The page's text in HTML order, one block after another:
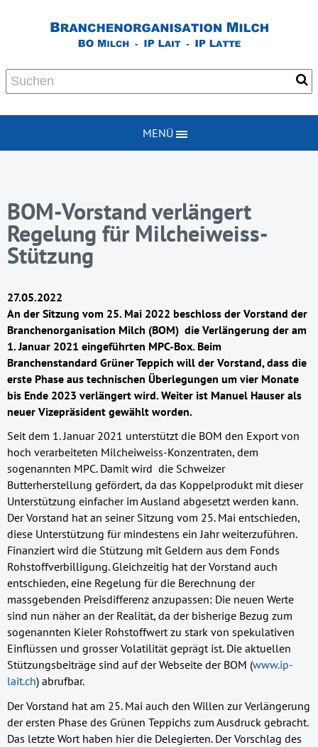
MENÜ
BOM-Vorstand verlängert
Regelung für Milcheiweiss-
Stützung
27.05.2022
An der Sitzung vom 25. Mai 2022 beschloss der Vorstand der
Branchenorganisation Milch (BOM) die Verlängerung der am
1. Januar 2021 eingeführten MPC-Box. Beim
Branchenstandard Grüner Teppich will der Vorstand, dass die
erste Phase aus technischen Überlegungen um vier Monate
bis Ende 2023 verlängert wird. Weiter ist Manuel Hauser als
neuer Vizepräsident gewählt worden.
Seit dem 1. Januar 2021 unterstützt die BOM den Export von
hoch verarbeiteten Milcheiweiss-Konzentraten, dem
sogenannten MPC. Damit wird die Schweizer
Butterherstellung gefördert, da das Koppelprodukt mit dieser
Unterstützung einfacher im Ausland abgesetzt werden kann.
Der Vorstand hat an seiner Sitzung vom 25. Mai entschieden,
diese Unterstützung für mindestens ein Jahr weiterzuführen.
Finanziert wird die Stützung mit Geldern aus dem Fonds
Rohstoffverbilligung. Gleichzeitig hat der Vorstand auch
entschieden, eine Regelung für die Berechnung der
massgebenden Preisdifferenz anzupassen: Die neuen Werte
sind nun näher an der Realität, da der bisherige Bezug zum
sogenannten Kieler Rohstoffwert zu stark von spekulativen
Einflüssen und grosser Volatilität geprägt ist. Die aktuellen
Stützungsbeiträge sind auf der Webseite der BOM (www.ip-
lait.ch) abrufbar.
Der Vorstand hat am 25. Mai auch den Willen zur Verlängerung
der ersten Phase des Grünen Teppichs zum Ausdruck gebracht.
Das letzte Wort haben hier die Delegierten. Der Vorschlag des